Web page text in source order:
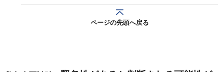
ページの先頭へ戻る